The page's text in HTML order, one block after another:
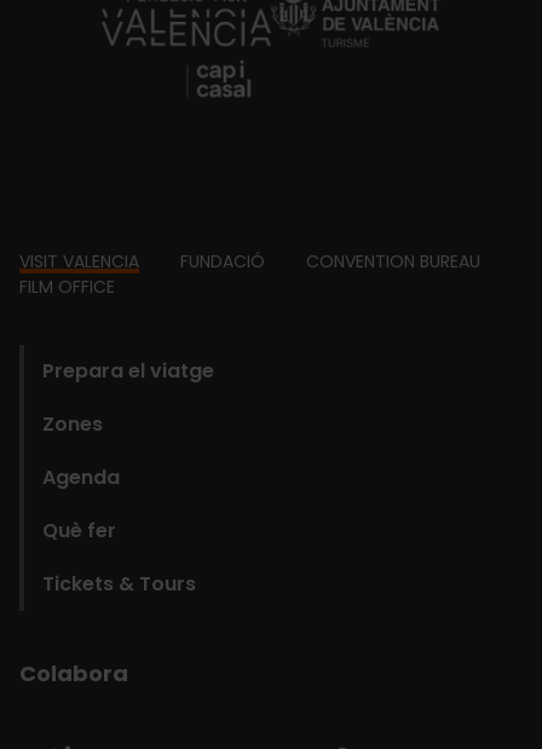
https://fundacion.visitvalencia.com/
Footer
VISIT VALENCIA FUNDACIÓ
CONVENTION BUREAU
FILM OFFICE
Prepara el viatge
Zones
Agenda
Què fer
Tickets & Tours
Colabora